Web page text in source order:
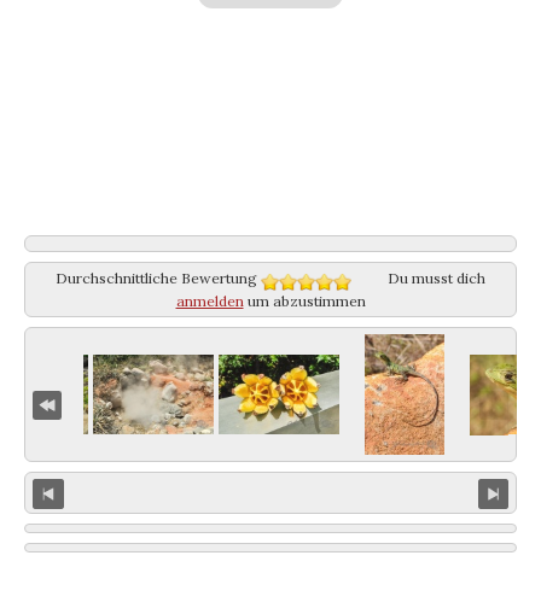
Durchschnittliche Bewertung
Du musst dich
anmelden um abzustimmen